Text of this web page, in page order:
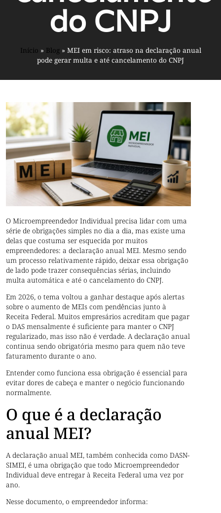
do CNPJ
Início » Blog » MEI em risco: atraso na declaração anual
pode gerar multa e até cancelamento do CNPJ
O Microempreendedor Individual precisa lidar com uma
série de obrigações simples no dia a dia, mas existe uma
delas que costuma ser esquecida por muitos
empreendedores: a declaração anual MEI. Mesmo sendo
um processo relativamente rápido, deixar essa obrigação
de lado pode trazer consequências sérias, incluindo
multa automática e até o cancelamento do CNPJ.
Em 2026, o tema voltou a ganhar destaque após alertas
sobre o aumento de MEIs com pendências junto à
Receita Federal. Muitos empresários acreditam que pagar
o DAS mensalmente é suficiente para manter o CNPJ
regularizado, mas isso não é verdade. A declaração anual
continua sendo obrigatória mesmo para quem não teve
faturamento durante o ano.
Entender como funciona essa obrigação é essencial para
evitar dores de cabeça e manter o negócio funcionando
normalmente.
O que é a declaração
anual MEI?
A declaração anual MEI, também conhecida como DASN-
SIMEI, é uma obrigação que todo Microempreendedor
Individual deve entregar à Receita Federal uma vez por
ano.
Nesse documento, o empreendedor informa: